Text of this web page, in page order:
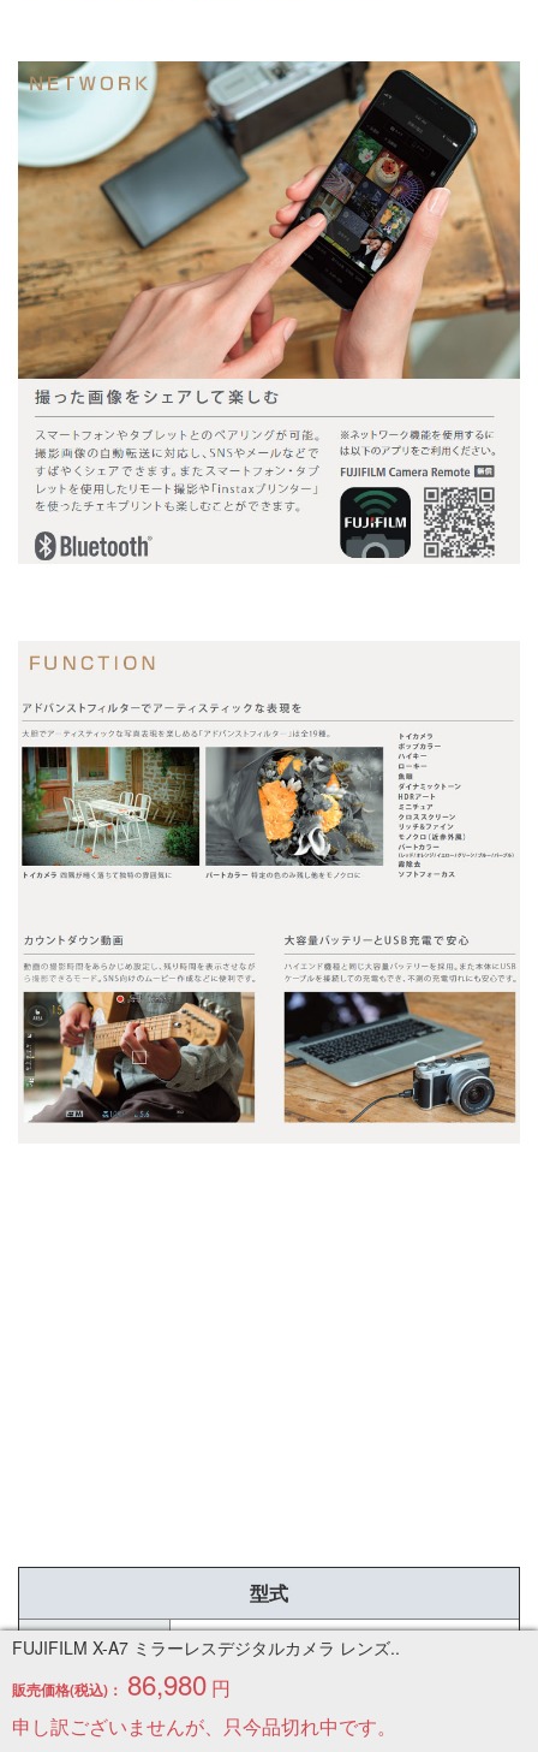
型式
型式
FUJIFILM X-A7 / XC15-45mmF3.5-5.6
OIS PZ (キャメル)ミラーレスデジタル
カメラ/レンズキット
FUJIFILM X-A7 ミラーレスデジタルカメラ レンズ..
販売価格(税込)： 86,980 円
申し訳ございませんが、只今品切れ中です。